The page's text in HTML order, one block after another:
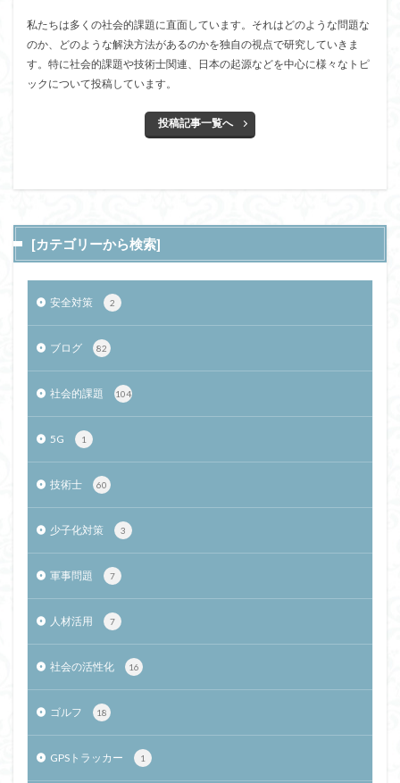
私たちは多くの社会的課題に直面しています。それはどのような問題な
のか、どのような解決方法があるのかを独自の視点で研究していきま
す。特に社会的課題や技術士関連、日本の起源などを中心に様々なトピ
ックについて投稿しています。
投稿記事一覧へ
[カテゴリーから検索]
安全対策 2
ブログ 82
社会的課題 104
5G 1
技術士 60
少子化対策 3
軍事問題 7
人材活用 7
社会の活性化 16
ゴルフ 18
GPSトラッカー 1